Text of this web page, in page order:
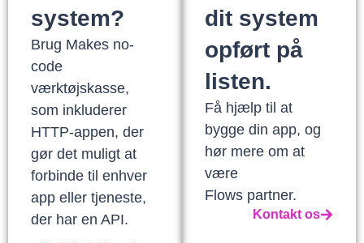
system?
Brug Makes no-
code
værktøjskasse,
som inkluderer
HTTP-appen, der
gør det muligt at
forbinde til enhver
app eller tjeneste,
der har en API.
dit system
opført på
listen.
Få hjælp til at
bygge din app, og
hør mere om at
være
Flows partner.
Kontakt os